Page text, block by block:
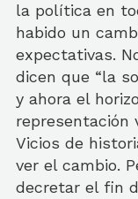
la política en
habido un
expectativas.
dicen que “la
y ahora el
representación
Vicios de
ver el cambio.
decretar el fin